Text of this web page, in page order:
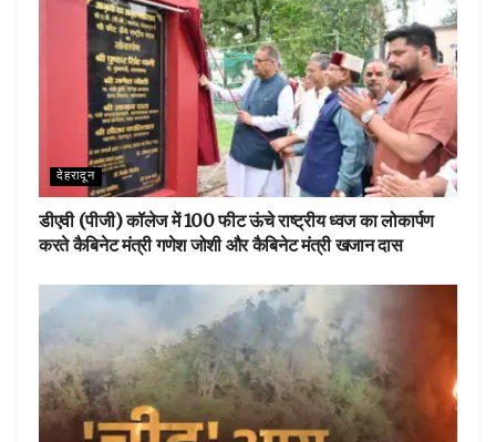
देहरादून
डीएवी (पीजी) कॉलेज में 100 फीट ऊंचे राष्ट्रीय ध्वज का लोकार्पण
करते कैबिनेट मंत्री गणेश जोशी और कैबिनेट मंत्री खजान दास